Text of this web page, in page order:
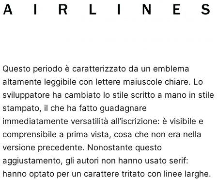
Questo periodo è caratterizzato da un emblema
altamente leggibile con lettere maiuscole chiare. Lo
sviluppatore ha cambiato lo stile scritto a mano in stile
stampato, il che ha fatto guadagnare
immediatamente versatilità all’iscrizione: è visibile e
comprensibile a prima vista, cosa che non era nella
versione precedente. Nonostante questo
aggiustamento, gli autori non hanno usato serif:
hanno optato per un carattere tritato con linee larghe.